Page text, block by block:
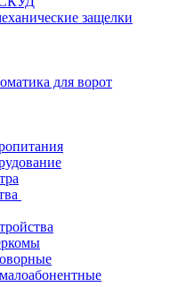
защелки
для ворот